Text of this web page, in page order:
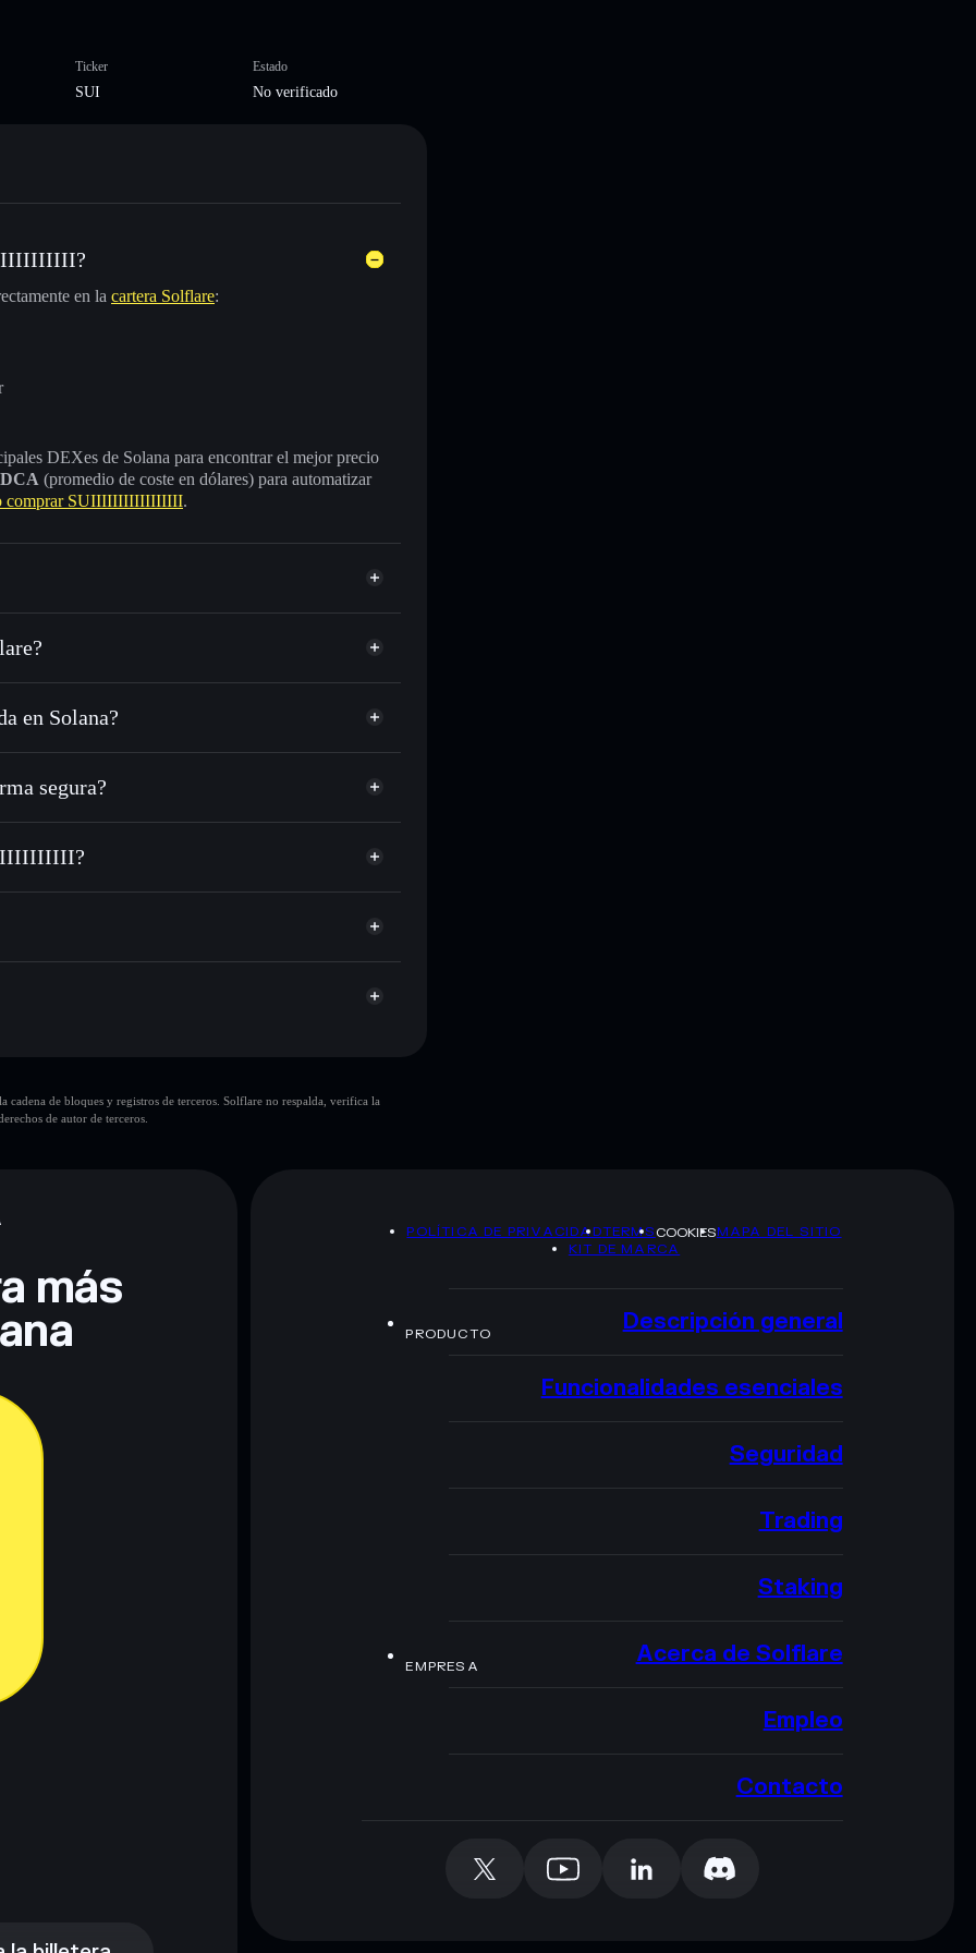
Ticker
SUI
Estado
No verificado
en la cartera Solflare:
DEXes de Solana para encontrar el mejor precio
DCA (promedio de coste en dólares) para automatizar
comprar SUIIIIIIIIIIIIIIIII.
miles de otros tokens de Solana con enrutamiento de
del tiempo
las carteras usando el agregador de privacidad
en Solana?
segura?
cartera sin custodia Solflare
cadena de bloques y registros de terceros. Solflare no respalda, verifica la
de autor de terceros.
más
POLÍTICA DE PRIVACIDADTERMSCOOKIESMAPA DEL SITIO
KIT DE MARCA
PRODUCTO Descripción general
Funcionalidades esenciales
Seguridad
Trading
Staking
EMPRESA Acerca de Solflare
Empleo
Contacto